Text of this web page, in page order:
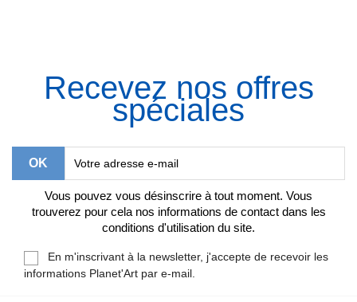
Recevez nos offres
spéciales
Vous pouvez vous désinscrire à tout moment. Vous
trouverez pour cela nos informations de contact dans les
conditions d'utilisation du site.
En m'inscrivant à la newsletter, j'accepte de recevoir les
informations Planet'Art par e-mail.